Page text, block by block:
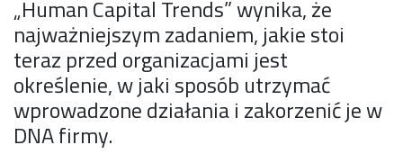
„Human Capital Trends” wynika, że
najważniejszym zadaniem, jakie stoi
teraz przed organizacjami jest
określenie, w jaki sposób utrzymać
wprowadzone działania i zakorzenić je w
DNA firmy.